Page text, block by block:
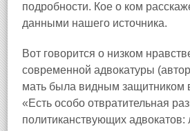
подробности. Кое о ком
данными нашего источника.
Вот говорится о низком
современной адвокатуры
мать была видным защитником
«Есть особо отвратительная
политиканствующих